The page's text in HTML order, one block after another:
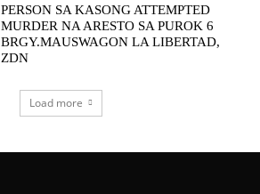
PERSON SA KASONG ATTEMPTED
MURDER NA ARESTO SA PUROK 6
BRGY.MAUSWAGON LA LIBERTAD,
ZDN
Load more